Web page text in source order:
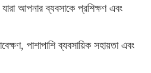
আপনার ব্যবসাকে প্রশিক্ষণ এবং
পাশাপাশি ব্যবসায়িক সহায়তা এবং